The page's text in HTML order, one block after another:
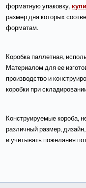
форматную упаковку,
размер дна которых
форматам.
Коробка паллетная,
Материалом для ее
производство и
коробки при
Конструируемые короба,
различный размер,
и учитывать пожелания